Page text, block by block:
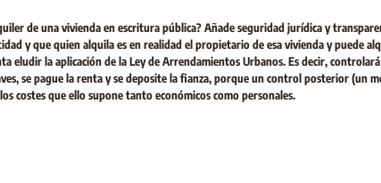
de una vivienda en escritura pública? Añade seguridad jurídica y
y que quien alquila es en realidad el propietario de esa vivienda y puede
la aplicación de la Ley de Arrendamientos Urbanos. Es decir,
se pague la renta y se deposite la fianza, porque un control posterior (un
costes que ello supone tanto económicos como personales.